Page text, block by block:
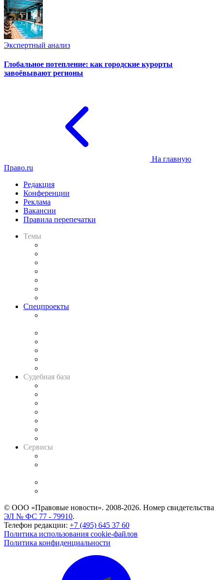
Экспертный анализ
Глобальное потепление: как городские курорты
завоёвывают регионы
На главную
Право.ru
Редакция
Конференции
Реклама
Вакансии
Правила перепечатки
Темы
Спецпроекты
Судебная база
Сервисы
© ООО «Правовые новости». 2008-2026. Номер свидетельства
ЭЛ № ФС 77 - 79910.
Телефон редакции: +7 (495) 645 37 60
Политика использования cookie-файлов
Политика конфиденциальности